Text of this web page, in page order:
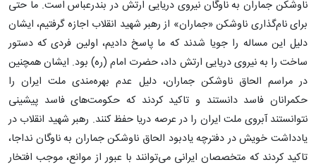
ناوشکن جماران به ناوگان نیروی دریایی ارتش در بندرعباس است. ما حتی
برای نام‌گذاری ناوشکن «جماران» از رهبر شهید انقلاب اجازه گرفتیم، ایشان
دلیل این مساله را جویا شدند که ما پاسخ دادیم، اولین فردی که دستور
ساخت را به نیروی دریایی ارتش داد، حضرت امام (ره) بود. ایشان همچنین
در مراسم الحاق ناوشکن جماران، دلیل عدم بهره‌مندی ملت ایران را
حکمرانان فاسد دانستند و تاکید کردند که حکومت‌های فاسد پیشینی
نتوانستند آبروی ملت ایران را در عرصه دریا حفظ کنند. رهبر شهید انقلاب در
یادداشت خویش در دفترچه یادبود الحاق ناوشکن جماران به ناوگان نداجا،
تاکید کردند که متخصصان ایرانی می‌توانند با عبور از موانع، موجب افتخار